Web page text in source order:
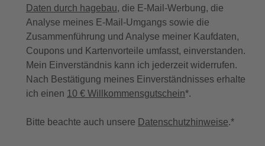
Daten durch hagebau, die E-Mail-Werbung, die
Analyse meines E-Mail-Umgangs sowie die
Zusammenführung und Analyse meiner Kaufdaten,
Coupons und Kartenvorteile umfasst, einverstanden.
Mein Einverständnis kann ich jederzeit widerrufen.
Nach Bestätigung meines Einverständnisses erhalte
ich einen 10 € Willkommensgutschein*.
Bitte beachte auch unsere Datenschutzhinweise.